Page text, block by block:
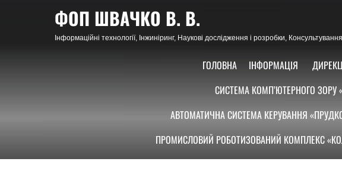
ФОП ШВАЧКО В. В.
Інформаційні технології, Інжиніринг, Наукові дослідження і розробки,
ГОЛОВНА ІНФОРМАЦІЯ
СИСТЕМА КОМП’ЮТЕРНОГО ЗОРУ
АВТОМАТИЧНА СИСТЕМА КЕРУВАННЯ
ПРОМИСЛОВИЙ РОБОТИЗОВАНИЙ КОМПЛЕКС